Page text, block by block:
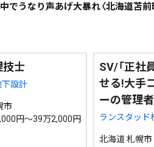
うなり声あげ大暴れ〈北海道苫前
技士
設計
市
円～39万2,000円
SV/「正社
せる!大手
ーの管理
ランスタッド
北海道 札幌市
~
地域で絞る